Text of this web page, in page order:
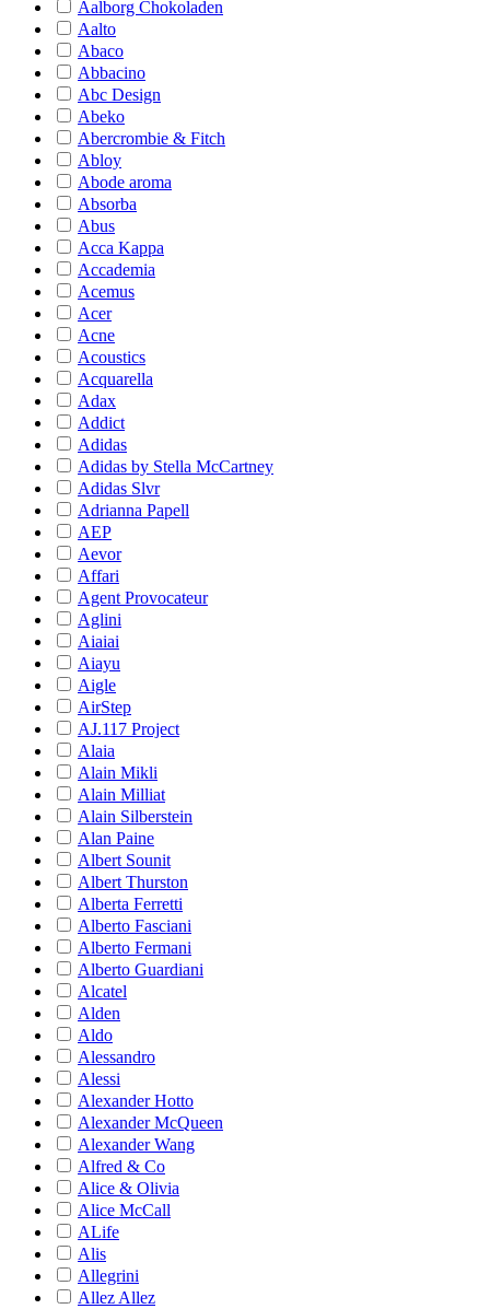
Aalborg Chokoladen
Aalto
Abaco
Abbacino
Abc Design
Abeko
Abercrombie & Fitch
Abloy
Abode aroma
Absorba
Abus
Acca Kappa
Accademia
Acemus
Acer
Acne
Acoustics
Acquarella
Adax
Addict
Adidas
Adidas by Stella McCartney
Adidas Slvr
Adrianna Papell
AEP
Aevor
Affari
Agent Provocateur
Aglini
Aiaiai
Aiayu
Aigle
AirStep
AJ.117 Project
Alaia
Alain Mikli
Alain Milliat
Alain Silberstein
Alan Paine
Albert Sounit
Albert Thurston
Alberta Ferretti
Alberto Fasciani
Alberto Fermani
Alberto Guardiani
Alcatel
Alden
Aldo
Alessandro
Alessi
Alexander Hotto
Alexander McQueen
Alexander Wang
Alfred & Co
Alice & Olivia
Alice McCall
ALife
Alis
Allegrini
Allez Allez